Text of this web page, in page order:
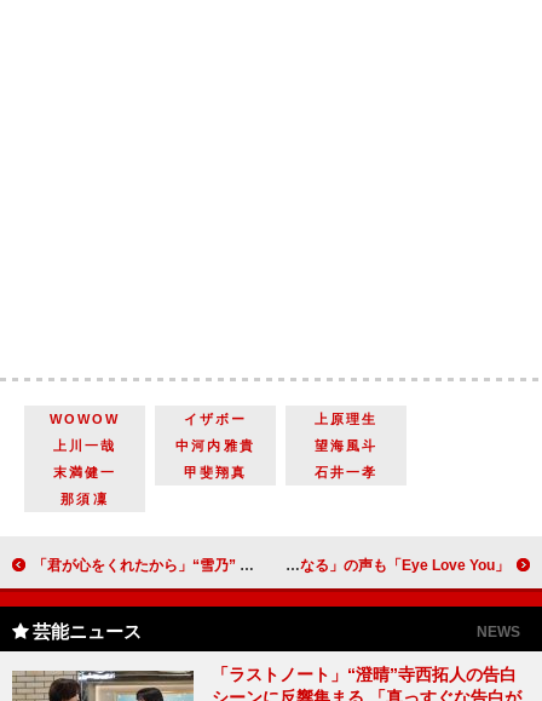
WOWOW イザボー
上原理生
上川一哉
中河内雅貴
望海風斗
末満健一
甲斐翔真
石井一孝
那須凜
「君が心をくれたから」“雪乃” 余貴美子の終活とボイスレコーダーに視聴者涙 「余さんの演技、声、表情の作り方とか本当にすごい」 「Eye Love You」テオの素直なアプローチに「かわいいがだだ漏れ」 謎を含む展開に「絵本の秘密が気になる」の声も
芸能ニュース NEWS
「ラストノート」“澄晴”寺西拓人の告白